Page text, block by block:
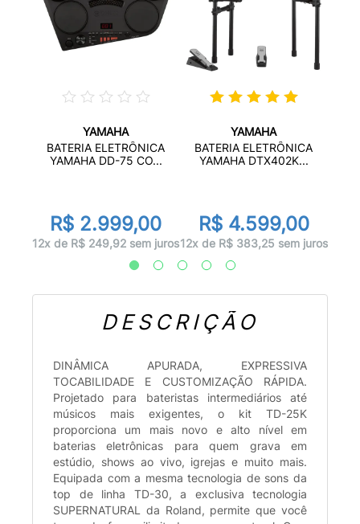
YAMAHA
BATERIA ELETRÔNICA
YAMAHA DD-75 CO...
R$ 2.999,00
12x de R$ 249,92 sem juros
YAMAHA
BATERIA ELETRÔNICA
YAMAHA DTX402K...
R$ 4.599,00
12x de R$ 383,25 sem juros12x
DESCRIÇÃO
DINÂMICA APURADA, EXPRESSIVA
TOCABILIDADE E CUSTOMIZAÇÃO RÁPIDA.
Projetado para bateristas intermediários até
músicos mais exigentes, o kit TD-25K
proporciona um mais novo e alto nível em
baterias eletrônicas para quem grava em
estúdio, shows ao vivo, igrejas e muito mais.
Equipada com a mesma tecnologia de sons da
top de linha TD-30, a exclusiva tecnologia
SUPERNATURAL da Roland, permite que você